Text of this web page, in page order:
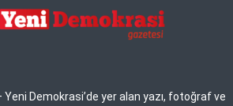
Demokrasi’de yer alan yazı, fotoğraf ve